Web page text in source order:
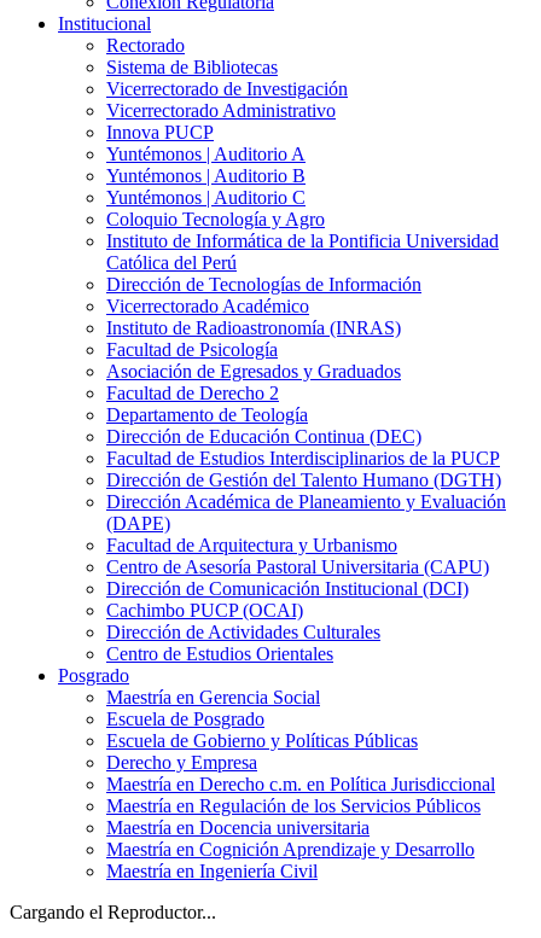
Institucional
Rectorado
Sistema de Bibliotecas
Vicerrectorado de Investigación
Vicerrectorado Administrativo
Innova PUCP
Yuntémonos | Auditorio A
Yuntémonos | Auditorio B
Yuntémonos | Auditorio C
Coloquio Tecnología y Agro
Instituto de Informática de la Pontificia Universidad
Católica del Perú
Dirección de Tecnologías de Información
Vicerrectorado Académico
Instituto de Radioastronomía (INRAS)
Facultad de Psicología
Asociación de Egresados y Graduados
Facultad de Derecho 2
Departamento de Teología
Dirección de Educación Continua (DEC)
Facultad de Estudios Interdisciplinarios de la PUCP
Dirección de Gestión del Talento Humano (DGTH)
Dirección Académica de Planeamiento y Evaluación
(DAPE)
Facultad de Arquitectura y Urbanismo
Centro de Asesoría Pastoral Universitaria (CAPU)
Dirección de Comunicación Institucional (DCI)
Cachimbo PUCP (OCAI)
Dirección de Actividades Culturales
Centro de Estudios Orientales
Posgrado
Maestría en Gerencia Social
Escuela de Posgrado
Escuela de Gobierno y Políticas Públicas
Derecho y Empresa
Maestría en Derecho c.m. en Política Jurisdiccional
Maestría en Regulación de los Servicios Públicos
Maestría en Docencia universitaria
Maestría en Cognición Aprendizaje y Desarrollo
Maestría en Ingeniería Civil
Cargando el Reproductor...